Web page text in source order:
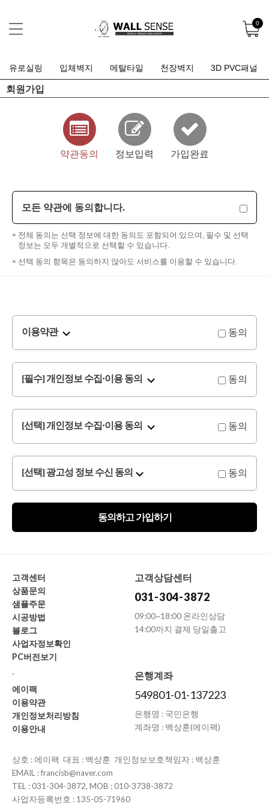
0
유로실링 입체벽지 메탈타일 천장벽지 3D PVC패널
회원가입
약관동의 정보입력 가입완료
모든 약관에 동의합니다.
전체 동의는 선택 정보에 대한 동의도 포함되어 있으며, 필수 및 선택
정보는 모두 개별적으로 선택할 수 있습니다.
선택 동의 항목은 동의하지 않아도 서비스를 이용할 수 있습니다.
이용약관 동의
[필수] 개인정보 수집·이용 동의 동의
[선택] 개인정보 수집·이용 동의 동의
[선택] 광고성 정보 수신 동의 동의
동의하고 가입하기
고객센터
상품문의
샘플주문
시공방법
블로그
사업자정보확인
PC버전보기
-
에이팩
이용약관
개인정보처리방침
이용안내
고객상담센터
031-304-3872
09:00~18:00 온라인상담
14:00까지 결제 당일출고
은행계좌
549801-01-137223
은행명 : 국민은행
계좌명 : 백상훈(에이팩)
상호 : 에이팩 대표 : 백상훈 개인정보보호책임자 : 백상훈
EMAIL : francisb@naver.com
TEL : 031-304-3872, MOB : 010-3738-3872
사업자등록번호 : 135-05-71960